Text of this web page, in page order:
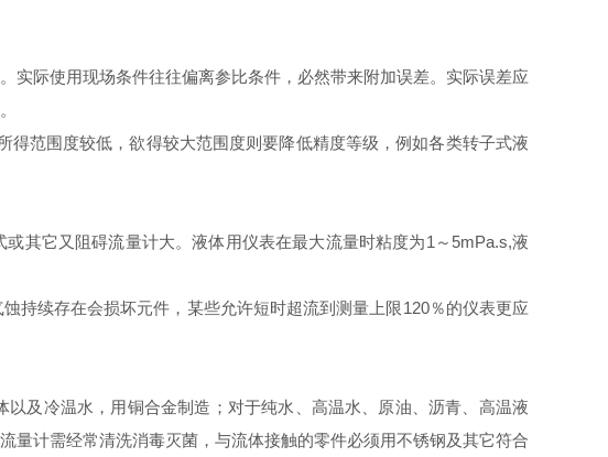
实际使用现场条件往往偏离参比条件，必然带来附加误差。实际误差应
得范围度较低，欲得较大范围度则要降低精度等级，例如各类转子式液
其它又阻碍流量计大。液体用仪表在最大流量时粘度为1 ～ 5mPa.s,液
持续存在会损坏元件，某些允许短时超流到测量上限120％的仪表更应
及冷温水，用铜合金制造；对于纯水、高温水、原油、沥青、高温液
量计需经常清洗消毒灭菌，与流体接触的零件必须用不锈钢及其它符合